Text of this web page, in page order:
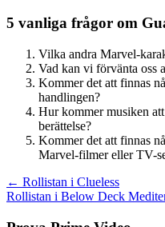
5 vanliga frågor om
Vilka andra Marvel-
Vad kan vi förvänta oss
Kommer det att finnas
handlingen?
Hur kommer musiken
berättelse?
Kommer det att finnas
Marvel-filmer eller TV-
Inläggsnavigering
← Rollistan i Clueless
Rollistan i Below Deck